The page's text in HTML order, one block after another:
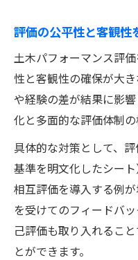
評価の公平性と客観性
土木パフォーマンス評
性と客観性の確保が大
や経験の差が結果に影
化と多面的な評価体制の
具体的な対策として、
基準を明文化したシー
相互評価を導入する例
を受けてのフィードバ
己評価も取り入れるこ
とができます。